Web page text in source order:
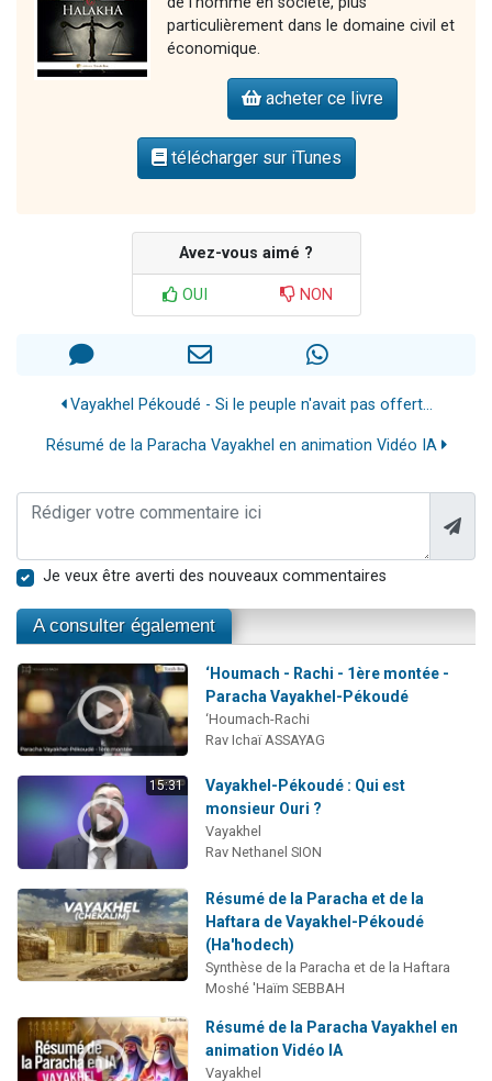
particulièrement dans le domaine civil et
économique.
acheter ce livre
télécharger sur iTunes
Avez-vous aimé ?
OUI NON
Vayakhel Pékoudé - Si le peuple n'avait pas offert...
Résumé de la Paracha Vayakhel en animation Vidéo IA
Je veux être averti des nouveaux commentaires
A consulter également
‘Houmach - Rachi - 1ère montée -
Paracha Vayakhel-Pékoudé
‘Houmach-Rachi
Rav Ichaï ASSAYAG
15:31
Vayakhel-Pékoudé : Qui est
monsieur Ouri ?
Vayakhel
Rav Nethanel SION
Résumé de la Paracha et de la
Haftara de Vayakhel-Pékoudé
(Ha'hodech)
Synthèse de la Paracha et de la Haftara
Moshé 'Haïm SEBBAH
Résumé de la Paracha Vayakhel en
animation Vidéo IA
Vayakhel